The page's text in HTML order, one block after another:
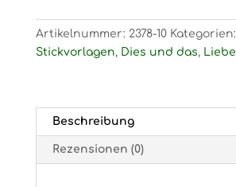
Artikelnummer: 2378-10 Kategorien:
Stickvorlagen, Dies und das, Liebe
Beschreibung
Rezensionen (0)